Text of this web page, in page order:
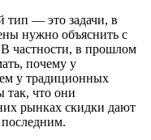
— это задачи, в
нужно объяснить с
частности, в прошлом
почему у
у традиционных
так, что они
рынках скидки дают